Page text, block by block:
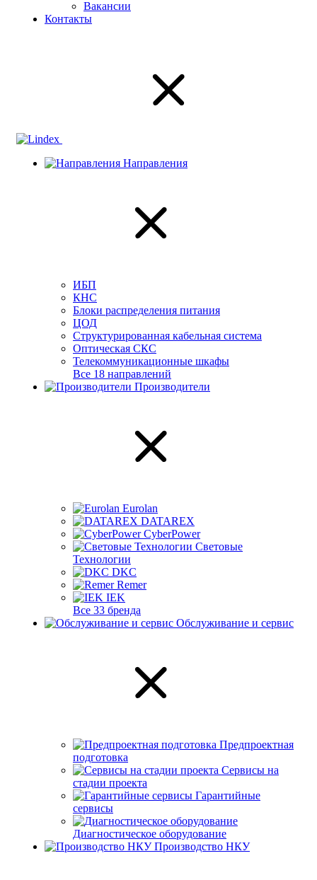
Вакансии
Контакты
Направления
ИБП
КНС
Блоки распределения питания
ЦОД
Структурированная кабельная система
Оптическая СКС
Телекоммуникационные шкафы
Все 18 направлений
Производители
Eurolan
DATAREX
CyberPower
Световые
Технологии
DKC
Remer
IEK
Все 33 бренда
Обслуживание и сервис
Предпроектная
подготовка
Сервисы на
стадии проекта
Гарантийные
сервисы
Диагностическое оборудование
Производство НКУ